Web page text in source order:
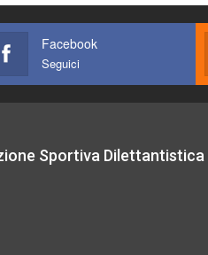
Facebook
Seguici
Sportiva Dilettantistica